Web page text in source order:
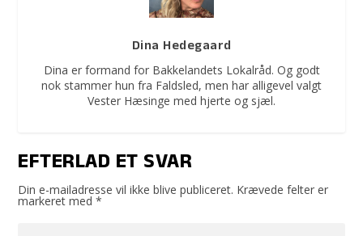
Dina Hedegaard
Dina er formand for Bakkelandets Lokalråd. Og godt
nok stammer hun fra Faldsled, men har alligevel valgt
Vester Hæsinge med hjerte og sjæl.
EFTERLAD ET SVAR
Din e-mailadresse vil ikke blive publiceret. Krævede felter er
markeret med*